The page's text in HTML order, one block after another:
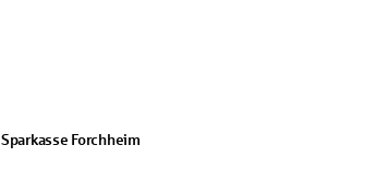
Sparkasse Forchheim